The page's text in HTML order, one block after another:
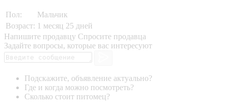
Пол:
Мальчик
Возраст: 1 месяц 25 дней
Напишите продавцу Спросите продавца
Задайте вопросы, которые вас интересуют
Подскажите, объявление актуально?
Где и когда можно посмотреть?
Сколько стоит питомец?